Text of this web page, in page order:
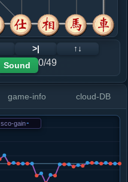
车八进七
兵三进一
>|
↑↓
Sound 0/49
game-info cloud-DB
sco-gain-